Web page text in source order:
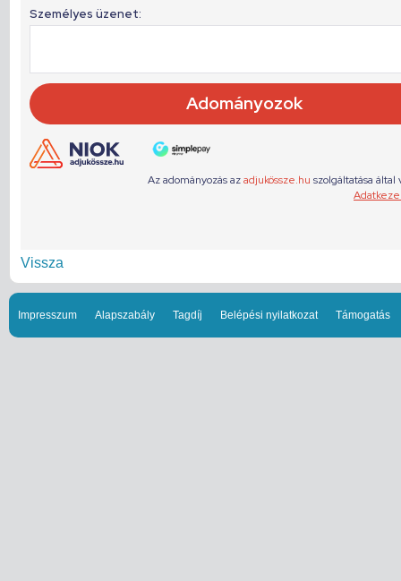
Vissza
Impresszum Alapszabály Tagdíj Belépési nyilatkozat Támogatás